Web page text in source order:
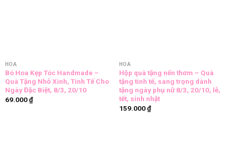
HOA
Bó Hoa Kẹp Tóc Handmade –
Quà Tặng Nhỏ Xinh, Tinh Tế Cho
Ngày Đặc Biệt, 8/3, 20/10
69.000₫
HOA
Hộp quà tặng nến thơm – Quà
tặng tinh tế, sang trọng dành
tặng ngày phụ nữ 8/3, 20/10, lễ,
tết, sinh nhật
159.000₫